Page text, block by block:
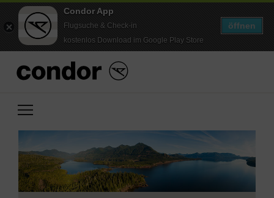
Condor App
Flugsuche & Check-in
kostenlos Download im Google Play Store
öffnen